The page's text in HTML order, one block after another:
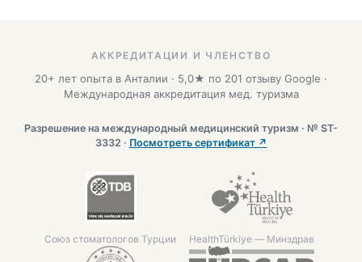
АККРЕДИТАЦИИ И ЧЛЕНСТВО
20+ лет опыта в Анталии · 5,0★ по 201 отзыву Google ·
Международная аккредитация мед. туризма
Разрешение на международный медицинский туризм · № ST-
3332 · Посмотреть сертификат ↗
Союз стоматологов Турции HealthTürkiye — Минздрав